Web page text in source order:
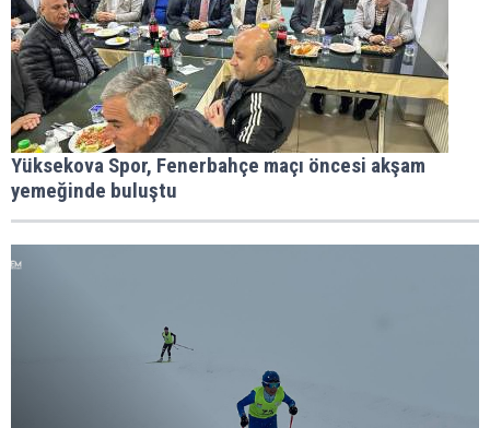
Yüksekova Spor, Fenerbahçe maçı öncesi akşam
yemeğinde buluştu